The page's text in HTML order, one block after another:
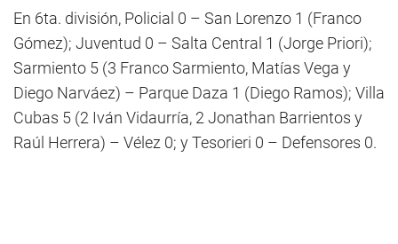
En 6ta. división, Policial 0 – San Lorenzo 1 (Franco
Gómez); Juventud 0 – Salta Central 1 (Jorge Priori);
Sarmiento 5 (3 Franco Sarmiento, Matías Vega y
Diego Narváez) – Parque Daza 1 (Diego Ramos); Villa
Cubas 5 (2 Iván Vidaurría, 2 Jonathan Barrientos y
Raúl Herrera) – Vélez 0; y Tesorieri 0 – Defensores 0.